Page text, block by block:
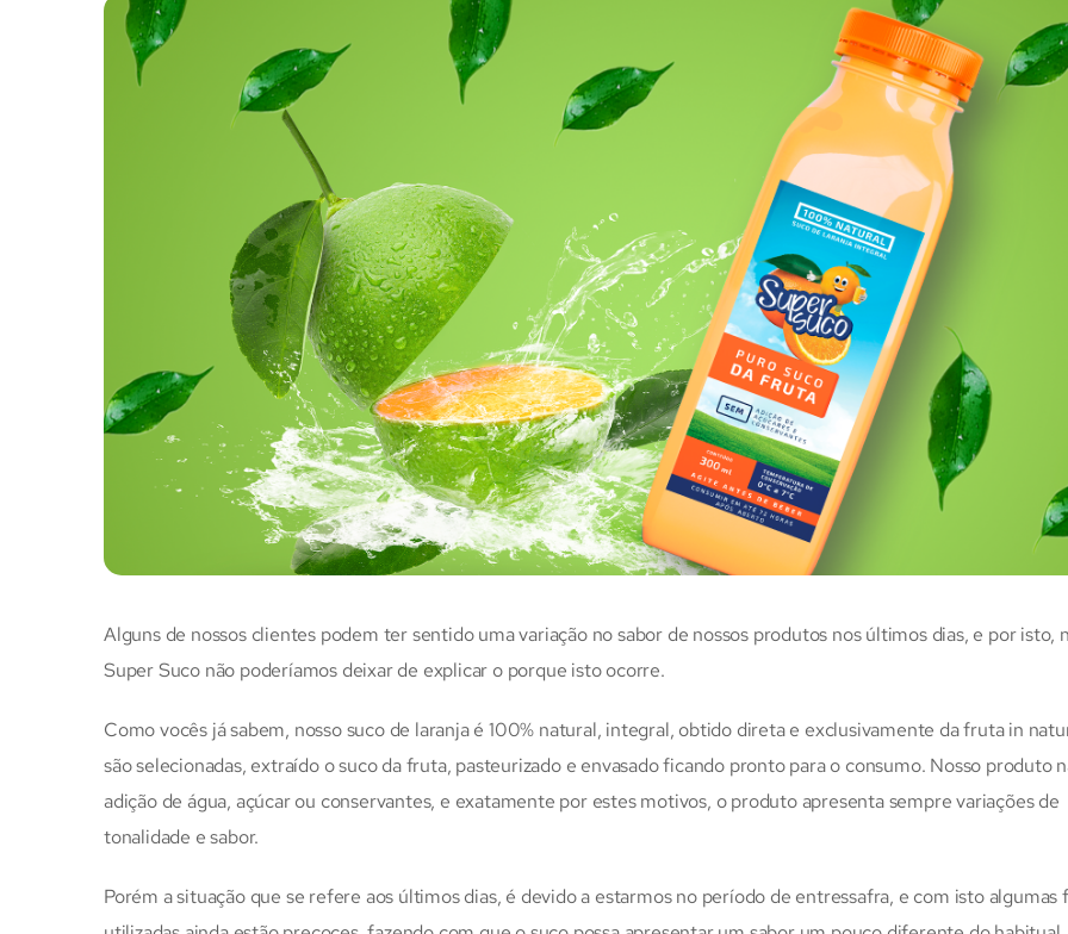
Alguns de nossos clientes podem ter sentido uma variação no sabor de nossos produtos nos últimos dias, e por isto,
Super Suco não poderíamos deixar de explicar o porque isto ocorre.
Como vocês já sabem, nosso suco de laranja é 100% natural, integral, obtido direta e exclusivamente da fruta in
são selecionadas, extraído o suco da fruta, pasteurizado e envasado ficando pronto para o consumo. Nosso produto
adição de água, açúcar ou conservantes, e exatamente por estes motivos, o produto apresenta sempre variações de
tonalidade e sabor.
Porém a situação que se refere aos últimos dias, é devido a estarmos no período de entressafra, e com isto algumas